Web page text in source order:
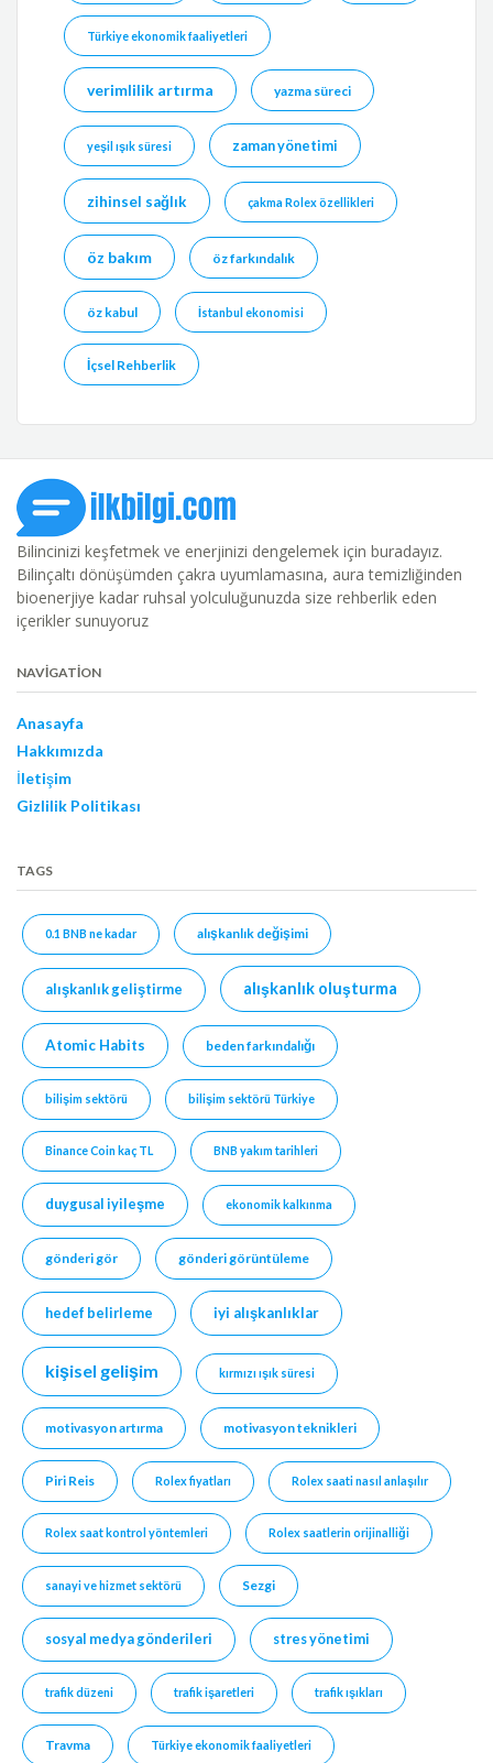
Türkiye ekonomik faaliyetleri
verimlilik artırma yazma süreci
yeşil ışık süresi zaman yönetimi
zihinsel sağlık çakma Rolex özellikleri
öz bakım öz farkındalık
öz kabul İstanbul ekonomisi
İçsel Rehberlik
Bilincinizi keşfetmek ve enerjinizi dengelemek için buradayız.
Bilinçaltı dönüşümden çakra uyumlamasına, aura temizliğinden
bioenerjiye kadar ruhsal yolculuğunuzda size rehberlik eden
içerikler sunuyoruz
NAVIGATION
Anasayfa
Hakkımızda
İletişim
Gizlilik Politikası
TAGS
0.1 BNB ne kadar alışkanlık değişimi
alışkanlık geliştirme alışkanlık oluşturma
Atomic Habits beden farkındalığı
bilişim sektörü bilişim sektörü Türkiye
Binance Coin kaç TL BNB yakım tarihleri
duygusal iyileşme ekonomik kalkınma
gönderi gör gönderi görüntüleme
hedef belirleme iyi alışkanlıklar
kişisel gelişim kırmızı ışık süresi
motivasyon artırma motivasyon teknikleri
Piri Reis Rolex fiyatları Rolex saati nasıl anlaşılır
Rolex saat kontrol yöntemleri Rolex saatlerin orijinalliği
sanayi ve hizmet sektörü Sezgi
sosyal medya gönderileri stres yönetimi
trafik düzeni trafik işaretleri trafik ışıkları
Travma Türkiye ekonomik faaliyetleri